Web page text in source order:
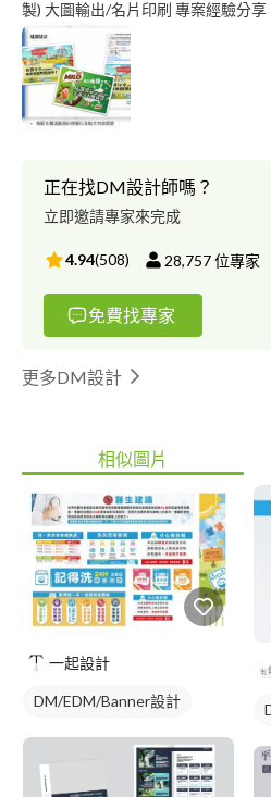
製) 大圖輸出/名片印刷 專案經驗分享：
https://drive.google.com/file/d/
usp=sharing
正在找DM設計師嗎？
立即邀請專家來完成
4.94(508) 28,757位專家
免費找專家
更多DM設計
相似圖片
一起設計
DM/EDM/Banner設計